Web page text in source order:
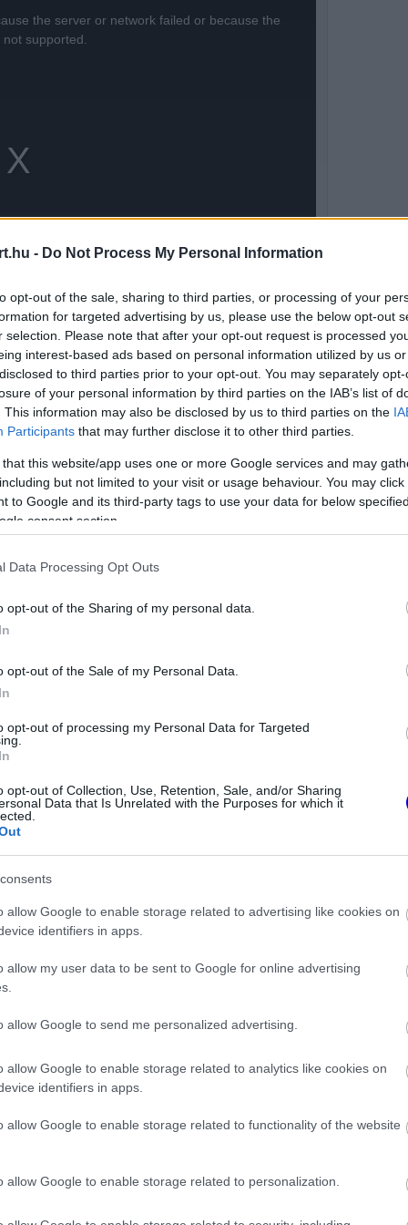
- Do Not Process My Personal Information
opt-out of the sale, sharing to third parties, or processing of your
for targeted advertising by us, please use the below opt-out
selection. Please note that after your opt-out request is processed
interest-based ads based on personal information utilized by us
to third parties prior to your opt-out. You may separately
of your personal information by third parties on the IAB’s list of
This information may also be disclosed by us to third parties on the
Participants that may further disclose it to other third parties.
that this website/app uses one or more Google services and may
but not limited to your visit or usage behaviour. You may
to Google and its third-party tags to use your data for below
consent section.
Data Processing Opt Outs
opt-out of the Sharing of my personal data.
opt-out of the Sale of my Personal Data.
opt-out of processing my Personal Data for Targeted
opt-out of Collection, Use, Retention, Sale, and/or Sharing
Data that Is Unrelated with the Purposes for which it
allow Google to enable storage related to advertising like cookies on
identifiers in apps.
allow my user data to be sent to Google for online advertising
allow Google to send me personalized advertising.
allow Google to enable storage related to analytics like cookies on
identifiers in apps.
allow Google to enable storage related to functionality of the website
allow Google to enable storage related to personalization.
the server or network failed or because the
supported.
felfüggesztést övezi. Bár a Williams
szerint van valaki a rajtrácson, aki még
os modellje, amelyet már Adrian
geometriával operál, ami még a
a balesetről:
terült el a fűben a
Súlyos eurómilliókért hallgat a
Red Bull legendás szakembere
fogják majd az első lengőkarunk
merész! Ám ahová Adrian eljutott, az
Nem szeretnék ennek az autónak a
Vowles, utalva arra a hatalmas technikai
működésre bírása jelent.
is zavarba hozta
első ránézésre talán nem tűnik
egészen egyedi. Az elülső szár rendkívül
míg a hátsó bekötési pont
tolódott el. Ez tipikus Newey-féle